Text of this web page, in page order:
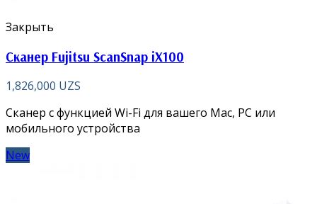
Закрыть
Сканер Fujitsu ScanSnap iX100
1,826,000 UZS
Сканер с функцией Wi-Fi для вашего Mac, PC или
мобильного устройства
New